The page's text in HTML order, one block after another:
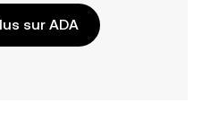
sur ADA